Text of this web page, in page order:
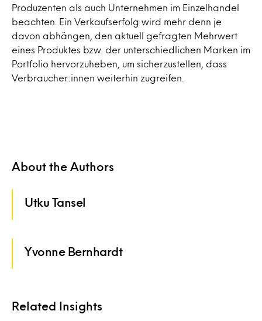
Produzenten als auch Unternehmen im Einzelhandel
beachten. Ein Verkaufserfolg wird mehr denn je
davon abhängen, den aktuell gefragten Mehrwert
eines Produktes bzw. der unterschiedlichen Marken im
Portfolio hervorzuheben, um sicherzustellen, dass
Verbraucher:innen weiterhin zugreifen.
About the Authors
Utku Tansel
Yvonne Bernhardt
Related Insights